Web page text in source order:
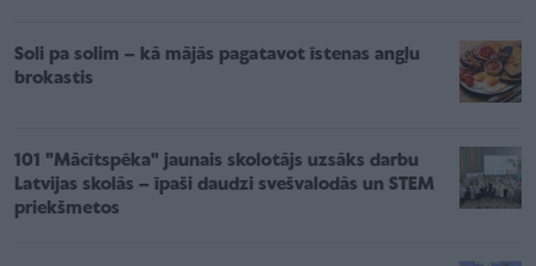
Soli pa solim – kā mājās pagatavot īstenas angļu
brokastis
101 "Mācītspēka" jaunais skolotājs uzsāks darbu
Latvijas skolās – īpaši daudzi svešvalodās un STEM
priekšmetos